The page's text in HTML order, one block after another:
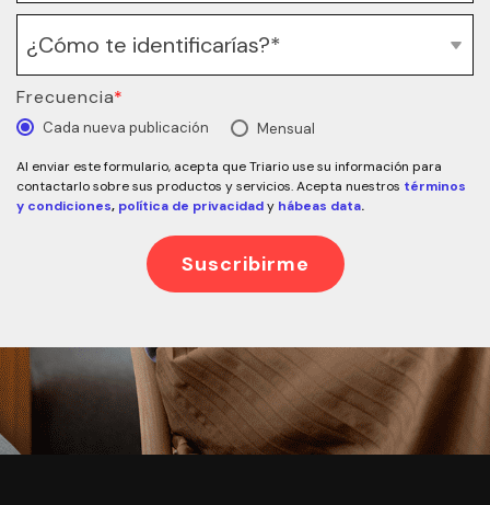
Frecuencia*
Cada nueva publicación Mensual
Al enviar este formulario, acepta que Triario use su información para
contactarlo sobre sus productos y servicios. Acepta nuestros términos
y condiciones, política de privacidady hábeas data.